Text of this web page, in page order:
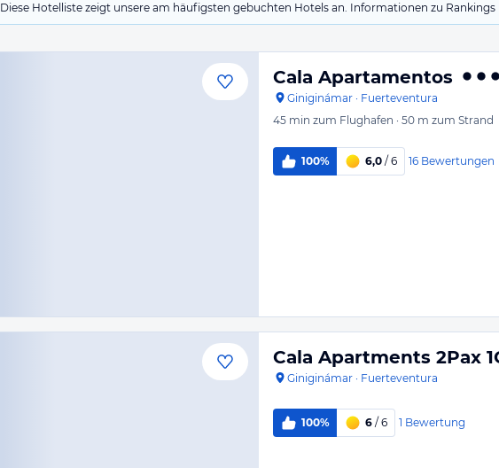
Diese Hotelliste zeigt unsere am häufigsten gebuchten Hotels an. Informationen zu
Cala Apartamentos
Giniginámar · Fuerteventura
45 min zum Flughafen · 50 m zum Strand
100% 6,0 / 6 16 Bewertungen
Cala Apartments 2Pax
Giniginámar · Fuerteventura
100% 6 / 6 1 Bewertung